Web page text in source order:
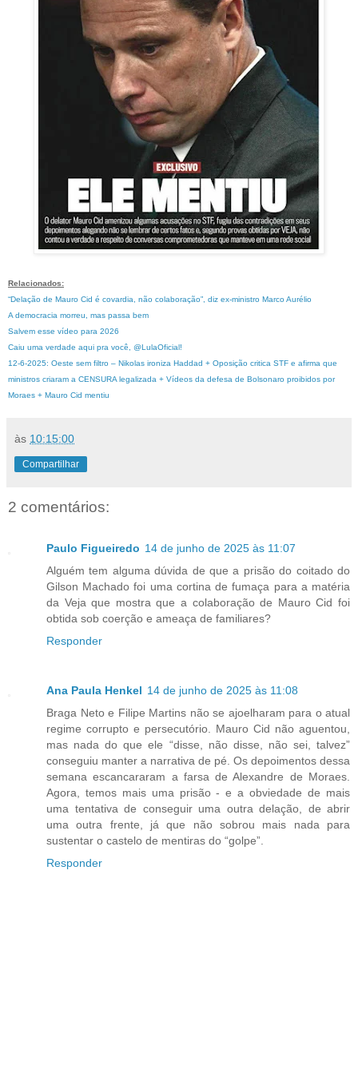
Relacionados:
“Delação de Mauro Cid é covardia, não colaboração”, diz ex-ministro Marco Aurélio
A democracia morreu, mas passa bem
Salvem esse vídeo para 2026
Caiu uma verdade aqui pra você, @LulaOficial!
12-6-2025: Oeste sem filtro – Nikolas ironiza Haddad + Oposição critica STF e afirma que
ministros criaram a CENSURA legalizada + Vídeos da defesa de Bolsonaro proibidos por
Moraes + Mauro Cid mentiu
às 10:15:00
Compartilhar
2 comentários:
Paulo Figueiredo 14 de junho de 2025 às 11:07
Alguém tem alguma dúvida de que a prisão do coitado do
Gilson Machado foi uma cortina de fumaça para a matéria
da Veja que mostra que a colaboração de Mauro Cid foi
obtida sob coerção e ameaça de familiares?
Responder
Ana Paula Henkel 14 de junho de 2025 às 11:08
Braga Neto e Filipe Martins não se ajoelharam para o atual
regime corrupto e persecutório. Mauro Cid não aguentou,
mas nada do que ele “disse, não disse, não sei, talvez”
conseguiu manter a narrativa de pé. Os depoimentos dessa
semana escancararam a farsa de Alexandre de Moraes.
Agora, temos mais uma prisão - e a obviedade de mais
uma tentativa de conseguir uma outra delação, de abrir
uma outra frente, já que não sobrou mais nada para
sustentar o castelo de mentiras do “golpe”.
Responder